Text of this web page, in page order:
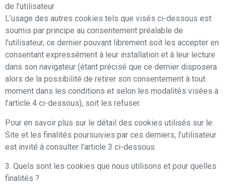
de l’utilisateur
L’usage des autres cookies tels que visés ci-dessous est
soumis par principe au consentement préalable de
l’utilisateur, ce dernier pouvant librement soit les accepter en
consentant expressément à leur installation et à leur lecture
dans son navigateur (étant précisé que ce dernier disposera
alors de la possibilité de retirer son consentement à tout
moment dans les conditions et selon les modalités visées à
l’article 4 ci-dessous), soit les refuser.
Pour en savoir plus sur le détail des cookies utilisés sur le
Site et les finalités poursuivies par ces derniers, l’utilisateur
est invité à consulter l’article 3 ci-dessous.
3. Quels sont les cookies que nous utilisons et pour quelles
finalités ?